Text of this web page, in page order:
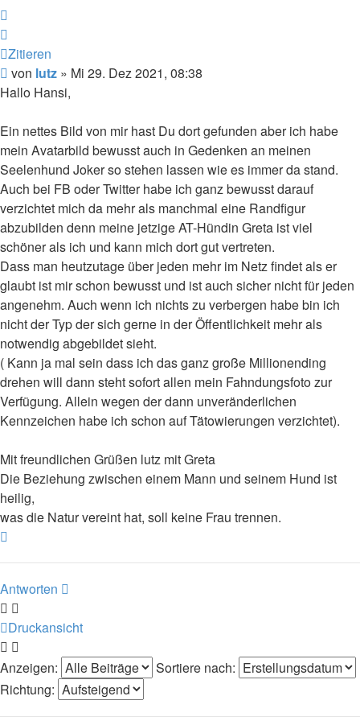
Zitieren
Beitrag
von lutz » Mi 29. Dez 2021, 08:38
Hallo Hansi,
Ein nettes Bild von mir hast Du dort gefunden aber ich habe
mein Avatarbild bewusst auch in Gedenken an meinen
Seelenhund Joker so stehen lassen wie es immer da stand.
Auch bei FB oder Twitter habe ich ganz bewusst darauf
verzichtet mich da mehr als manchmal eine Randfigur
abzubilden denn meine jetzige AT-Hündin Greta ist viel
schöner als ich und kann mich dort gut vertreten.
Dass man heutzutage über jeden mehr im Netz findet als er
glaubt ist mir schon bewusst und ist auch sicher nicht für jeden
angenehm. Auch wenn ich nichts zu verbergen habe bin ich
nicht der Typ der sich gerne in der Öffentlichkeit mehr als
notwendig abgebildet sieht.
( Kann ja mal sein dass ich das ganz große Millionending
drehen will dann steht sofort allen mein Fahndungsfoto zur
Verfügung. Allein wegen der dann unveränderlichen
Kennzeichen habe ich schon auf Tätowierungen verzichtet).
Mit freundlichen Grüßen lutz mit Greta
Die Beziehung zwischen einem Mann und seinem Hund ist
heilig,
was die Natur vereint hat, soll keine Frau trennen.
Antworten
Druckansicht
Anzeigen:
Sortiere nach:
Richtung: